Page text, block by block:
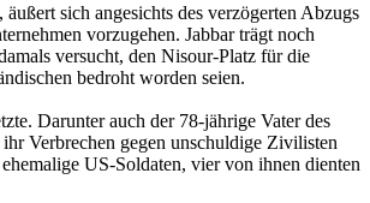
sich angesichts des verzögerten Abzugs
vorzugehen. Jabbar trägt noch
versucht, den Nisour-Platz für die
bedroht worden seien.
Darunter auch der 78-jährige Vater des
Verbrechen gegen unschuldige Zivilisten
US-Soldaten, vier von ihnen dienten